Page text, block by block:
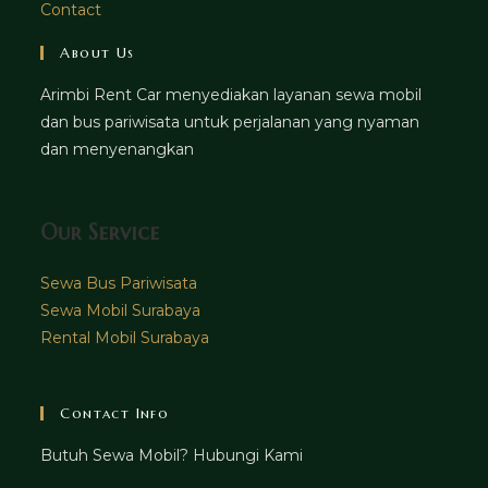
Contact
About Us
Arimbi Rent Car menyediakan layanan sewa mobil
dan bus pariwisata untuk perjalanan yang nyaman
dan menyenangkan
Our Service
Sewa Bus Pariwisata
Sewa Mobil Surabaya
Rental Mobil Surabaya
Contact Info
Butuh Sewa Mobil? Hubungi Kami